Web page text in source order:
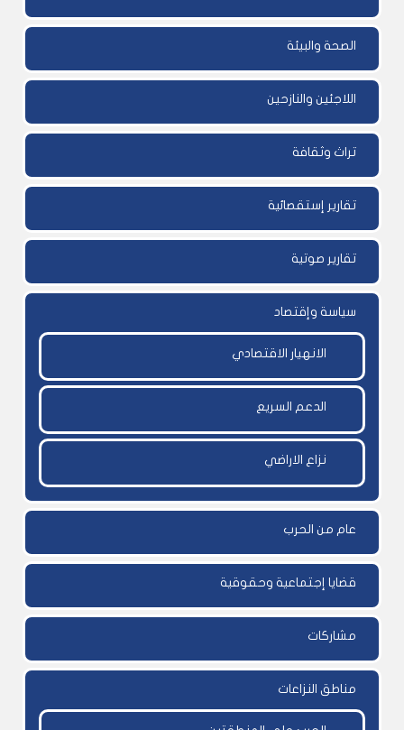
الصحة والبيئة
اللاجئين والنازحين
تراث وثقافة
تقارير إستقصائية
تقارير صوتية
سياسة وإقتصاد
الانهيار الاقتصادي
الدعم السريع
نزاع الاراضي
عام من الحرب
قضايا إجتماعية وحقوقية
مشاركات
مناطق النزاعات